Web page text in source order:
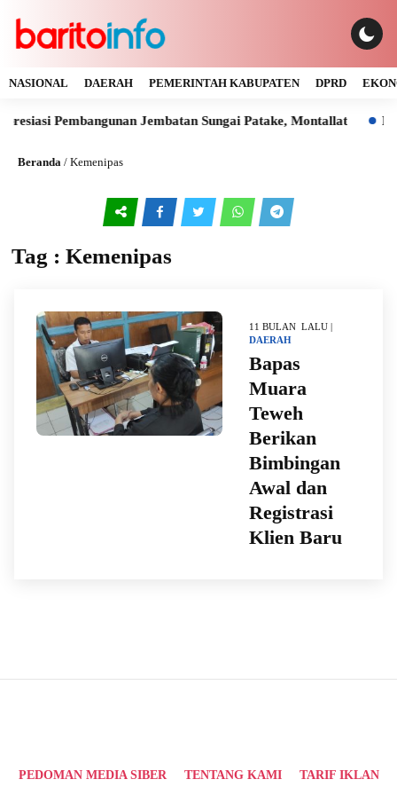
NASIONAL DAERAH PEMERINTAH KABUPATEN DPRD
Pembangunan Jembatan Sungai Patake, Montallat
Beranda / Kemenipas
Tag : Kemenipas
11 BULAN LALU |
DAERAH
Bapas
Muara
Teweh
Berikan
Bimbingan
Awal dan
Registrasi
Klien Baru
PEDOMAN MEDIA SIBER TENTANG KAMI TARIF IKLAN